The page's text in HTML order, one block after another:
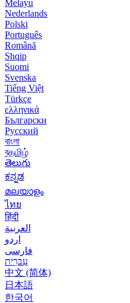
Melayu
Nederlands
Polski
Português
Română
Shqip
Suomi
Svenska
Tiếng Việt
Türkçe
ελληνικά
Български
Русский
বাংলা
বதமிழ்
తెలుగు
ಕನ್ನಡ
മലയാളം
ไทย
हिंदी
العربية
اردو
فارسی
עִברִית
中文 (简体)
日本語
한국어